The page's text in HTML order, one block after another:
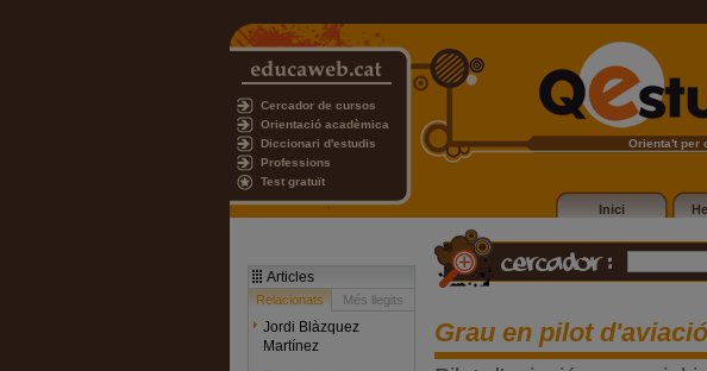
Cercador de cursos
Orientació acadèmica
Diccionari d'estudis
Professions
Test gratuït
Orienta't per
Inici
Articles
Relacionats Més llegits
Jordi Blàzquez
Martínez
Grau en pilot